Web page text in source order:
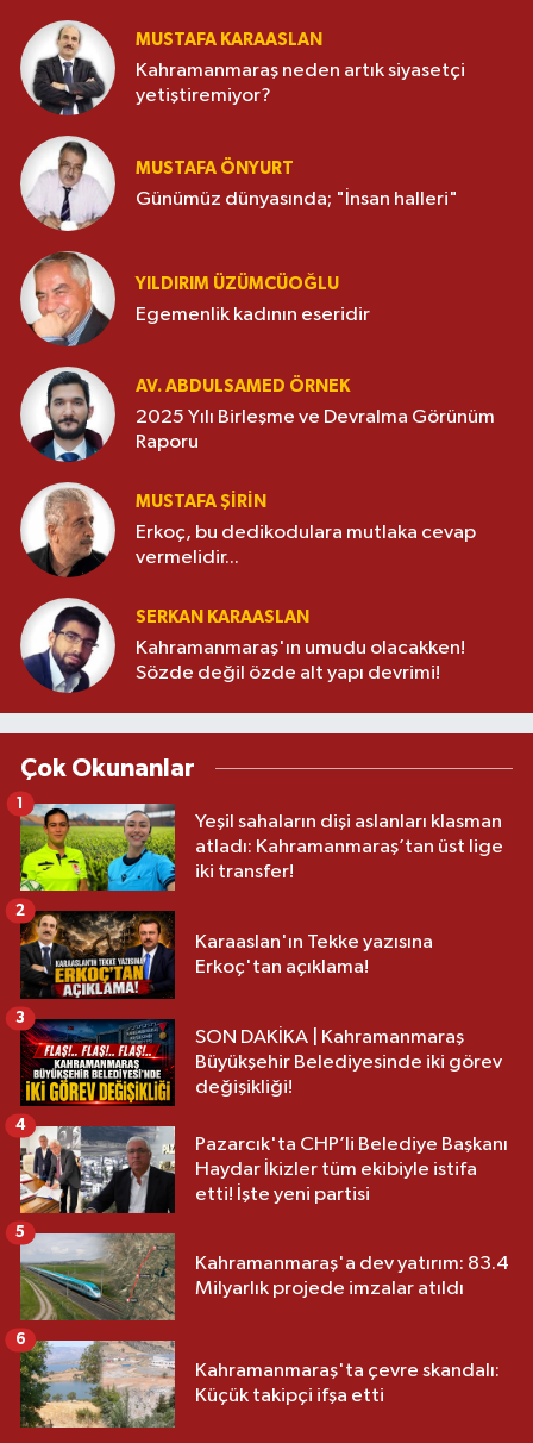
MUSTAFA KARAASLAN
Kahramanmaraş neden artık siyasetçi
yetiştiremiyor?
MUSTAFA ÖNYURT
Günümüz dünyasında; "İnsan halleri"
YILDIRIM ÜZÜMCÜOĞLU
Egemenlik kadının eseridir
AV. ABDULSAMED ÖRNEK
2025 Yılı Birleşme ve Devralma Görünüm
Raporu
MUSTAFA ŞİRİN
Erkoç, bu dedikodulara mutlaka cevap
vermelidir...
SERKAN KARAASLAN
Kahramanmaraş'ın umudu olacakken!
Sözde değil özde alt yapı devrimi!
Çok Okunanlar
Yeşil sahaların dişi aslanları klasman
atladı: Kahramanmaraş’tan üst lige
iki transfer!
1
Karaaslan'ın Tekke yazısına
Erkoç'tan açıklama!
2
SON DAKİKA | Kahramanmaraş
Büyükşehir Belediyesinde iki görev
değişikliği!
3
Pazarcık'ta CHP’li Belediye Başkanı
Haydar İkizler tüm ekibiyle istifa
etti! İşte yeni partisi
4
Kahramanmaraş'a dev yatırım: 83.4
Milyarlık projede imzalar atıldı
5
Kahramanmaraş'ta çevre skandalı:
Küçük takipçi ifşa etti
6